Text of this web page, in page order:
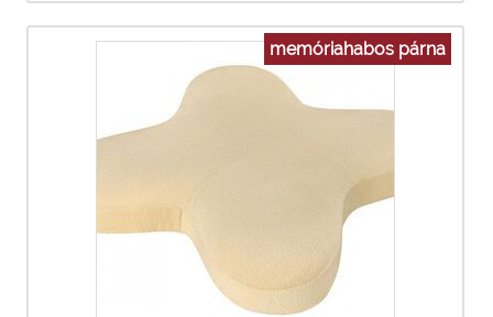
memóriahabos párna